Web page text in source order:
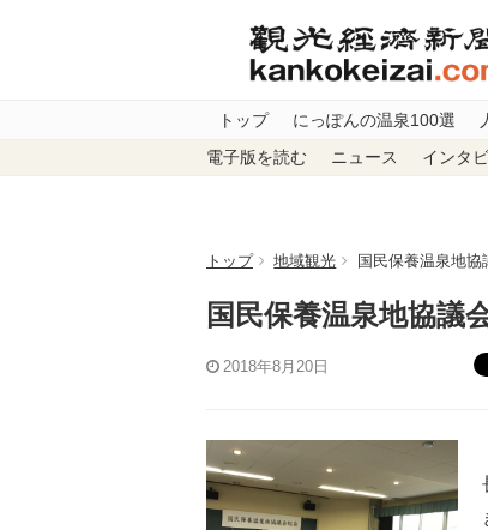
トップ にっぽんの温泉100選
電子版を読む ニュース インタ
トップ 地域観光 国民保養温泉地
国民保養温泉地協
2018年8月20日